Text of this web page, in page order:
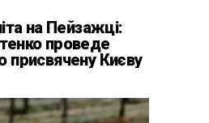
на Пейзажці:
проведе
присвячену Києву